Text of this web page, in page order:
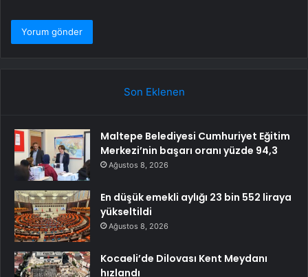
Son Eklenen
Maltepe Belediyesi Cumhuriyet Eğitim
Merkezi’nin başarı oranı yüzde 94,3
Ağustos 8, 2026
En düşük emekli aylığı 23 bin 552 liraya
yükseltildi
Ağustos 8, 2026
Kocaeli’de Dilovası Kent Meydanı
hızlandı